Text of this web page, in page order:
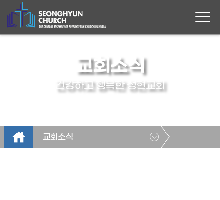
교회소식
건강하고 행복한 성현교회
교회소식